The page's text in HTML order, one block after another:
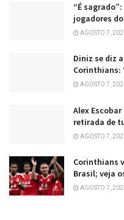
“É
jogadores
AGOSTO 7,
Diniz se diz
Corinthians:
AGOSTO 7,
Alex
retirada de
AGOSTO 7,
Corinthians
Brasil; veja
AGOSTO 7,